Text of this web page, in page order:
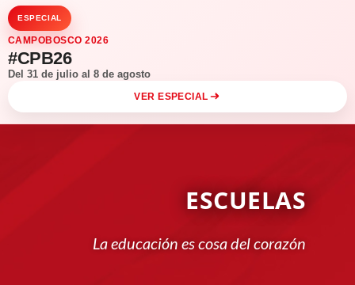
ESPECIAL
CAMPOBOSCO 2026
#CPB26
Del 31 de julio al 8 de agosto
VER ESPECIAL
ESCUELAS
La educación es cosa del corazón